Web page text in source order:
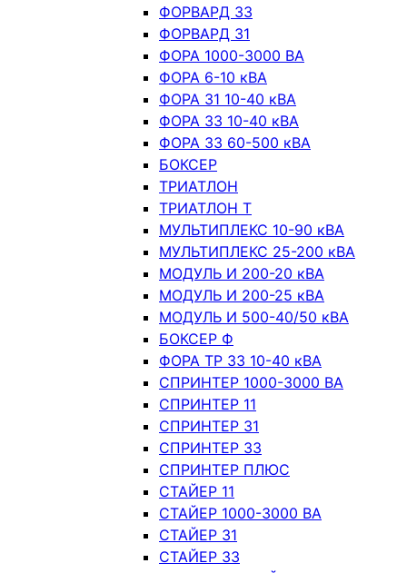
ФОРВАРД 33
ФОРВАРД 31
ФОРА 1000-3000 ВА
ФОРА 6-10 кВА
ФОРА 31 10-40 кВА
ФОРА 33 10-40 кВА
ФОРА 33 60-500 кВА
БОКСЕР
ТРИАТЛОН
ТРИАТЛОН Т
МУЛЬТИПЛЕКС 10-90 кВА
МУЛЬТИПЛЕКС 25-200 кВА
МОДУЛЬ И 200-20 кВА
МОДУЛЬ И 200-25 кВА
МОДУЛЬ И 500-40/50 кВА
БОКСЕР Ф
ФОРА ТР 33 10-40 кВА
СПРИНТЕР 1000-3000 ВА
СПРИНТЕР 11
СПРИНТЕР 31
СПРИНТЕР 33
СПРИНТЕР ПЛЮС
СТАЙЕР 11
СТАЙЕР 1000-3000 ВА
СТАЙЕР 31
СТАЙЕР 33